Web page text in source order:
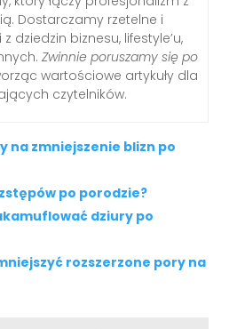
Dostarczamy rzetelne i
dziedzin biznesu, lifestyle’u,
Zwinnie poruszamy się po
wartościowe artykuły dla
czytelników.
na zmniejszenie blizn po
po porodzie?
dziury po
rozszerzone pory na